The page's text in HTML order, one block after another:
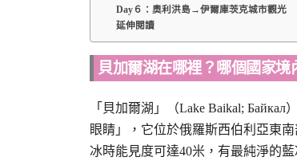
Day６：奧利洪島→伊爾庫茨克城市觀光
延伸閱讀
貝加爾湖在哪裡？哪個國家境
「貝加爾湖」（Lake Baikal;
眼睛」，它位於俄羅斯西伯利亞東
冰時能見度可達40米，有最純淨的